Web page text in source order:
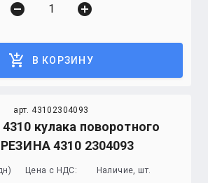
remove_circle add_circle
add_shopping_cart В КОРЗИНУ
арт. 43102304093
кулака поворотного
4310 2304093
Цена с НДС: Наличие, шт.